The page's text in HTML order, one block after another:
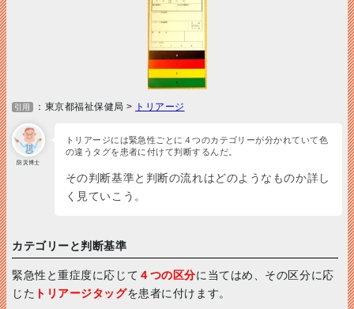
引用 ：東京都福祉保健局 > トリアージ
防災博士
トリアージには緊急性ごとに４つのカテゴリーが分かれていて色
の違うタグを患者に付けて判断するんだ。
その判断基準と判断の流れはどのようなものか詳し
く見ていこう。
カテゴリーと判断基準
緊急性と重症度に応じて ４つの区分に当てはめ、その区分に応
じた トリアージタッグを患者に付けます。